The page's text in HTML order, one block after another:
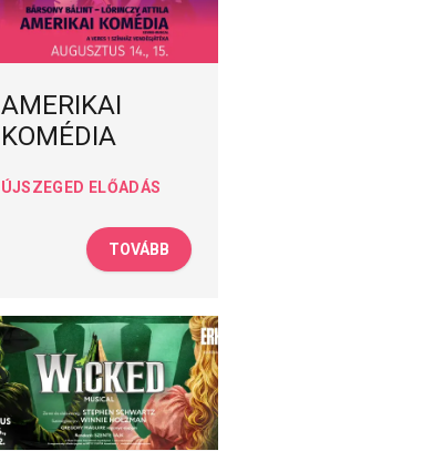
AMERIKAI
KOMÉDIA
ÚJSZEGED ELŐADÁS
TOVÁBB